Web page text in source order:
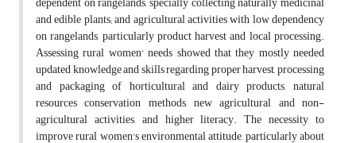
and edible plants; and agricultural activities with low dependency
on rangelands, particularly product harvest and local processing.
Assessing rural women' needs showed that they mostly needed
updated knowledge and skills regarding proper harvest, processing
and packaging of horticultural and dairy products, natural
resources conservation methods, new agricultural and non-
agricultural activities, and higher literacy. The necessity to
improve rural women's environmental attitude, particularly about